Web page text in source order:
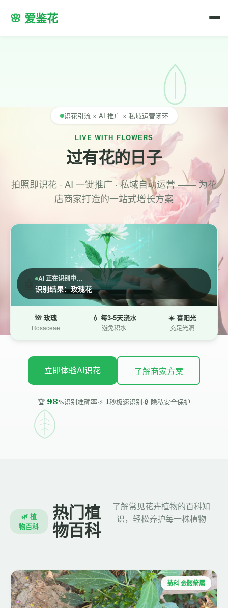
🌸 爱鉴花
识花引流 × AI 推广 × 私域运营闭环
LIVE WITH FLOWERS
过有花的日子
拍照即识花 · AI 一键推广 · 私域自动运营 —— 为花
店商家打造的一站式增长方案
AI 正在识别中…
识别结果：玫瑰花
🌺 玫瑰
Rosaceae
💧 每3-5天浇水
避免积水
☀️ 喜阳光
充足光照
立即体验AI识花 了解商家方案
🏆 98%识别准确率·⚡ 1秒极速识别·🔒 隐私安全保护
🌿 植
物百科
热门植
物百科
了解常见花卉植物的百科知
识，轻松养护每一株植物
菊科 金腰箭属